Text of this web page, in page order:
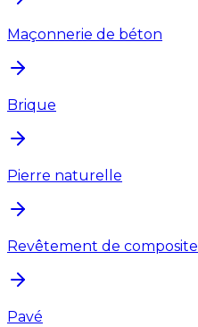
Maçonnerie de béton
Brique
Pierre naturelle
Revêtement de composite
Pavé